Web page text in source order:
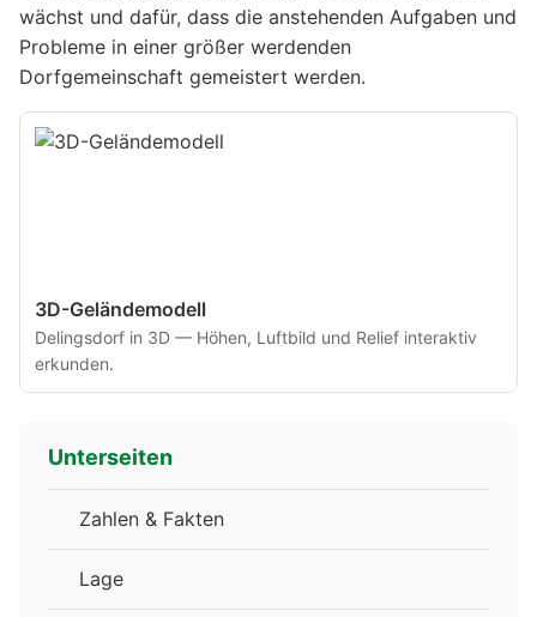
wächst und dafür, dass die anstehenden Aufgaben und
Probleme in einer größer werdenden
Dorfgemeinschaft gemeistert werden.
3D-Geländemodell
Delingsdorf in 3D — Höhen, Luftbild und Relief interaktiv
erkunden.
Unterseiten
Zahlen & Fakten
Lage